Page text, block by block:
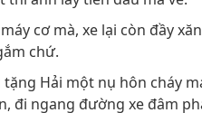
cơ mà, xe lại còn đầy
chứ.
Hải một nụ hôn cháy
đi ngang đường xe đâm